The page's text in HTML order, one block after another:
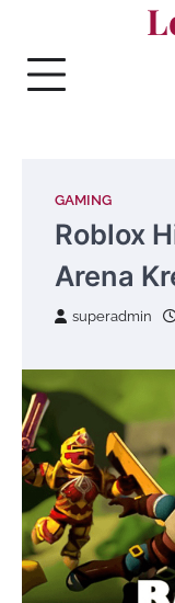
content
GAMING
Roblox
Arena
superadmin